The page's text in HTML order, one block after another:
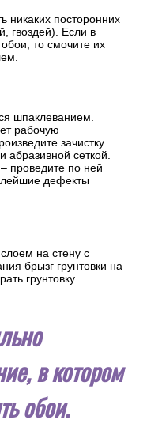
никаких посторонних
гвоздей). Если в
то смочите их
шпаклеванием.
рабочую
зачистку
абразивной сеткой.
проведите по ней
дефекты
на стену с
брызг грунтовки на
грунтовку
в котором
обои.